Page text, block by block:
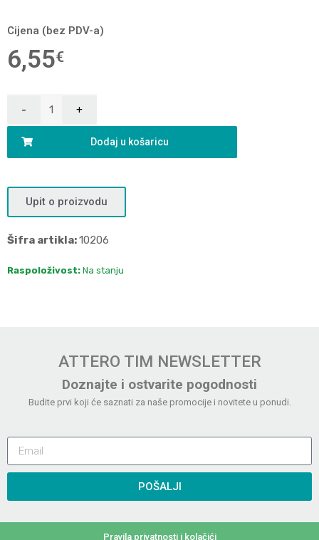
Cijena (bez PDV-a)
6,55€
Dodaj u košaricu
Upit o proizvodu
Šifra artikla:10206
Raspoloživost: Na stanju
ATTERO TIM NEWSLETTER
Doznajte i ostvarite pogodnosti
Budite prvi koji će saznati za naše promocije i novitete u ponudi.
POŠALJI
Pravila privatnosti i kolačići